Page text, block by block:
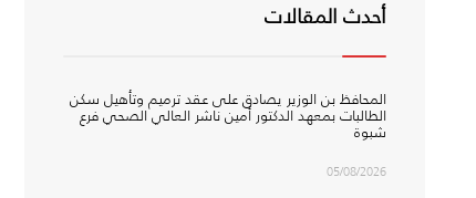
أحدث المقالات
المحافظ بن الوزير يصادق على عقد ترميم وتأهيل سكن
الطالبات بمعهد الدكتور أمين ناشر العالي الصحي فرع
شبوة
05/08/2026